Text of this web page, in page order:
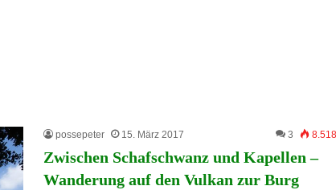
possepeter 15. März 2017 3 8.518
Zwischen Schafschwanz und Kapellen –
Wanderung auf den Vulkan zur Burg